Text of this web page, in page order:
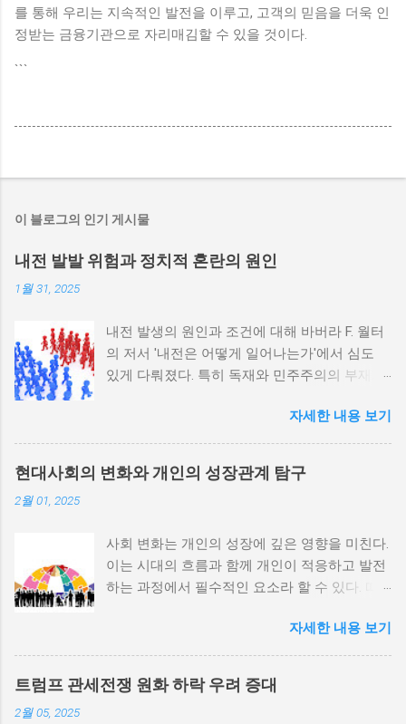
를 통해 우리는 지속적인 발전을 이루고, 고객의 믿음을 더욱 인
정받는 금융기관으로 자리매김할 수 있을 것이다.
```
이 블로그의 인기 게시물
내전 발발 위험과 정치적 혼란의 원인
1월 31, 2025
내전 발생의 원인과 조건에 대해 바버라 F. 월터
의 저서 '내전은 어떻게 일어나는가'에서 심도
있게 다뤄졌다. 특히 독재와 민주주의의 부재가
정치적 파벌화와 경제·군사 체제의 불안정성이
내전의 촉매제가 된다는 사실은 우리에게 중요
한 교훈을 준다. 정치적 불안정성과 내전 발발
위험 정치적 불안정성은 내전 발발의 핵심 요인
적 갈등이 심화되고, 이로 인해 내전의 위험이
증가한다. 이와 같은 경우, 국민들은 정부에 대
한 불만을 느끼고, 체제 전복을 위해 무장 세력
역사적으로도 정치적 불안정성이 높은 국가에
서는 종종 내전이 발발했던 예가 많다. 이러한
비극적인 상황을 방지하기 위해서는 먼저 정치
자세한 내용 보기
현대사회의 변화와 개인의 성장관계 탐구
2월 01, 2025
사회 변화는 개인의 성장에 깊은 영향을 미친다.
이는 시대의 흐름과 함께 개인이 적응하고 발전
하는 과정에서 필수적인 요소라 할 수 있다. 따
탐구하는 것이 필요하다. 사회 변화의 의미와 구
조 사회 변화란 특정 사회의 구조, 문화, 가치관
등이 시간이 지남에 따라 변화하는 과정을 의미
한다. 이러한 변화는 다양한 요인에 의해 발생할
자세한 내용 보기
트럼프 관세전쟁 원화 하락 우려 증대
2월 05, 2025